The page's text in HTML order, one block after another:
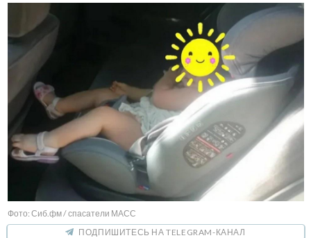
Фото: Сиб.фм / спасатели МАСС
ПОДПИШИТЕСЬ НА TELEGRAM-КАНАЛ